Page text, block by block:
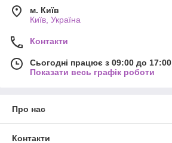
м. Київ
Київ, Україна
Контакти
Сьогодні працює з 09:00 до 17:00
Показати весь графік роботи
Про нас
Контакти